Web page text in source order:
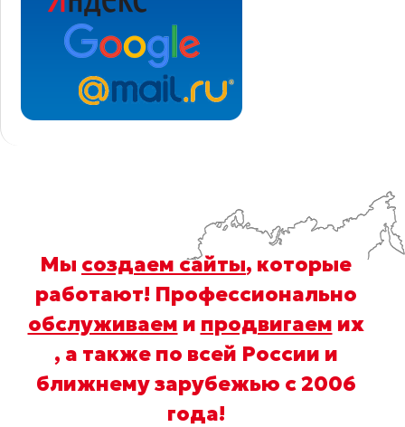
Мы создаем сайты, которые
работают! Профессионально
обслуживаем и продвигаем их
, а также по всей России и
ближнему зарубежью с 2006
года!